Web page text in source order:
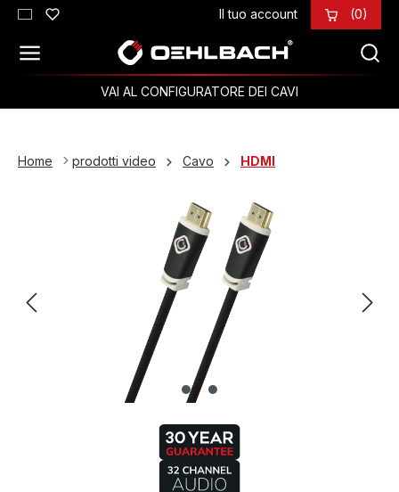
Passa al contenuto principale Il tuo account (0)
VAI AL CONFIGURATORE DEI CAVI
Home prodotti video Cavo HDMI